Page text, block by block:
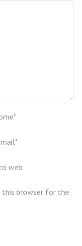
*
*
web
this browser for the